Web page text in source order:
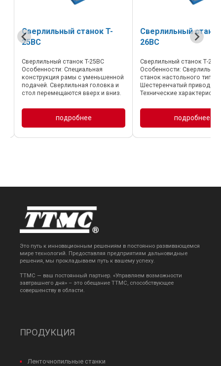
Сверлильный станок T-
25BC
Сверлильный станок T-25BC
Особенности: Специальная
конструкция рамы с уменьшенной
подачей. Сверлильная головка и
стол перемещаются вверх и вниз.
поворачивать. Защитный кожух
шпинделя. Доступно 5–8
различных скоростей. Стабильная
подробнее
Сверлильный
26BC
Сверлильный станок Т-
Особенности:
станок настольного типа.
Шестеренчатый привод.
Технические
Макс. диаметр сверления
Ход шпинделя 125 мм
отверстия в стале/чугуне
подробнее
Это путь к инновационным решениям в постоянно развивающемся
мире технологий. Предоставляя предприятиям дальновидные
решения, мы прокладываем путь к вашему успеху.
TTMC — ваш постоянный партнер. «Управляем возможности
завтрашнего дня» – это обещание TTMC, способствующее
совершенству в области.
ПРОДУКЦИЯ
Ленточнопильные станки